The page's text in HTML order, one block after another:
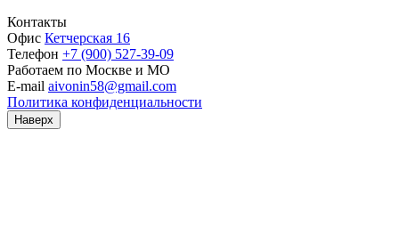
Контакты
Офис Кетчерская 16
Телефон +7 (900) 527-39-09
Работаем по Москве и МО
E-mail aivonin58@gmail.com
Политика конфиденциальности
Наверх